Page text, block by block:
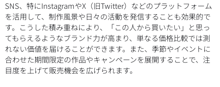
SNS、特にInstagramやX（旧Twitter）などのプラットフォーム
を活用して、制作風景や日々の活動を発信することも効果的で
す。こうした積み重ねにより、「この人から買いたい」と思っ
てもらえるようなブランド力が高まり、単なる価格比較では測
れない価値を届けることができます。また、季節やイベントに
合わせた期間限定の作品やキャンペーンを展開することで、注
目度を上げて販売機会を広げられます。